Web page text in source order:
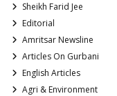
Sheikh Farid Jee
Editorial
Amritsar Newsline
Articles On Gurbani
English Articles
Agri & Environment